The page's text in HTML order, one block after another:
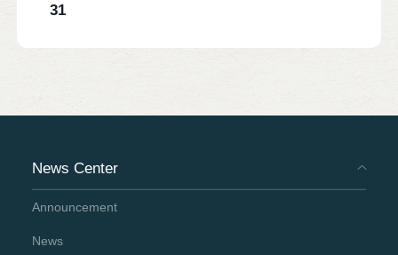
31
News Center
Announcement
News